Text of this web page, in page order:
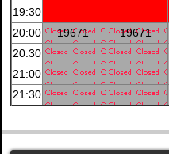
19:30
20:00
19671 19671
20:30
21:00
21:30